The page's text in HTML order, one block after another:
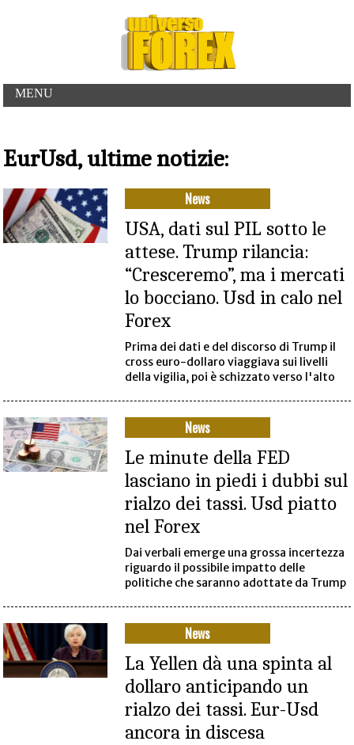
MENU
EurUsd, ultime notizie:
News
USA, dati sul PIL sotto le
attese. Trump rilancia:
“Cresceremo”, ma i mercati
lo bocciano. Usd in calo nel
Forex
Prima dei dati e del discorso di Trump il
cross euro-dollaro viaggiava sui livelli
della vigilia, poi è schizzato verso l'alto
News
Le minute della FED
lasciano in piedi i dubbi sul
rialzo dei tassi. Usd piatto
nel Forex
Dai verbali emerge una grossa incertezza
riguardo il possibile impatto delle
politiche che saranno adottate da Trump
News
La Yellen dà una spinta al
dollaro anticipando un
rialzo dei tassi. Eur-Usd
ancora in discesa